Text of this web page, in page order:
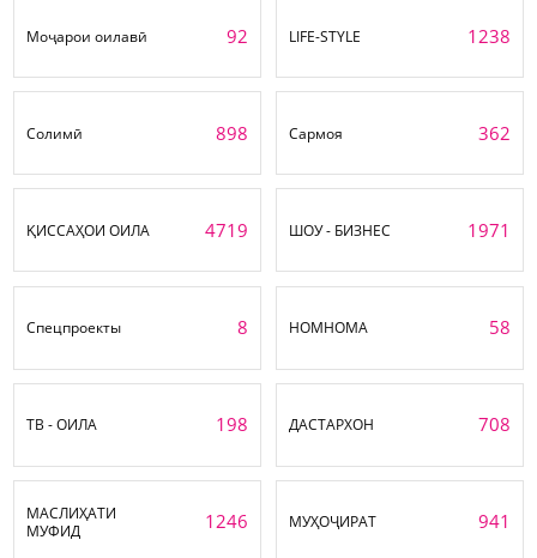
Моҷарои оилавӣ 92 LIFE-STYLE 1238
Солимӣ 898 Сармоя 362
ҚИССАҲОИ ОИЛА 4719 ШОУ - БИЗНЕС 1971
Спецпроекты 8 НОМНОМА 58
ТВ - ОИЛА 198 ДАСТАРХОН 708
МАСЛИҲАТИ
МУФИД
1246 МУҲОҶИРАТ 941